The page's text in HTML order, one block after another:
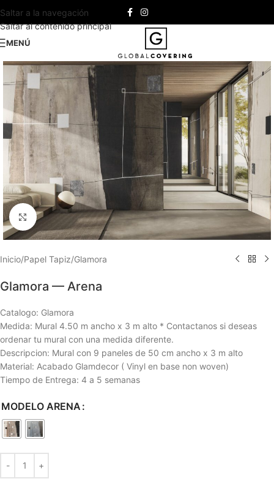
Saltar a la navegación
Saltar al contenido principal
MENÚ
Haga clic para ampliar
Inicio/Papel Tapiz/Glamora
Glamora — Arena
Catalogo: Glamora
Medida: Mural 4.50 m ancho x 3 m alto * Contactanos si deseas
ordenar tu mural con una medida diferente.
Descripcion: Mural con 9 paneles de 50 cm ancho x 3 m alto
Material: Acabado Glamdecor ( Vinyl en base non woven)
Tiempo de Entrega: 4 a 5 semanas
MODELO ARENA